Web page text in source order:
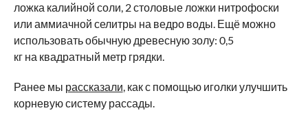
ложка калийной соли, 2 столовые ложки нитрофоски
или аммиачной селитры на ведро воды. Ещё можно
использовать обычную древесную золу: 0,5
кг на квадратный метр грядки.
Ранее мы рассказали, как с помощью иголки улучшить
корневую систему рассады.